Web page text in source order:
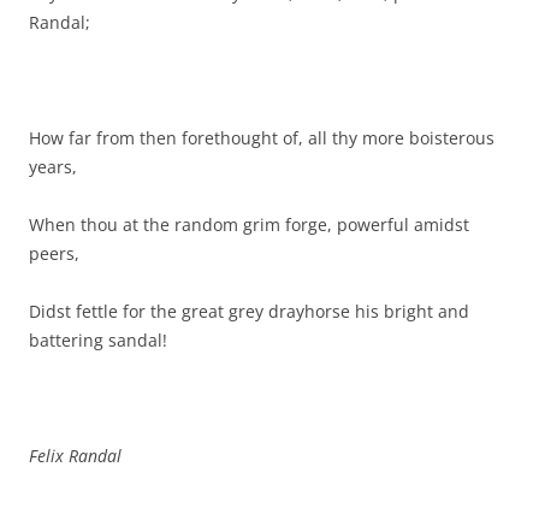
Randal;
How far from then forethought of, all thy more boisterous
years,
When thou at the random grim forge, powerful amidst
peers,
Didst fettle for the great grey drayhorse his bright and
battering sandal!
Felix Randal